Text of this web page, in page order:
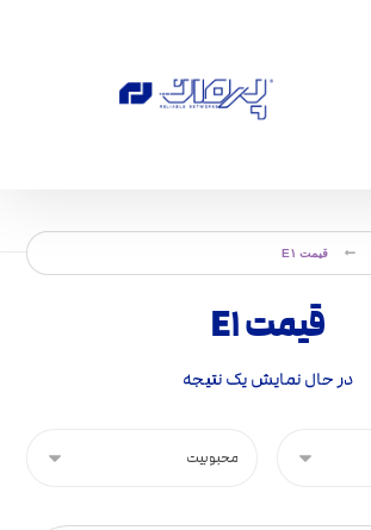
قیمت E۱
قیمت E۱
در حال نمایش یک نتیجه